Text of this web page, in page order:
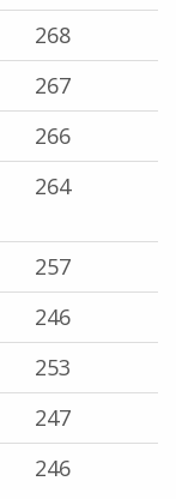
268
267
266
264
257
246
253
247
246